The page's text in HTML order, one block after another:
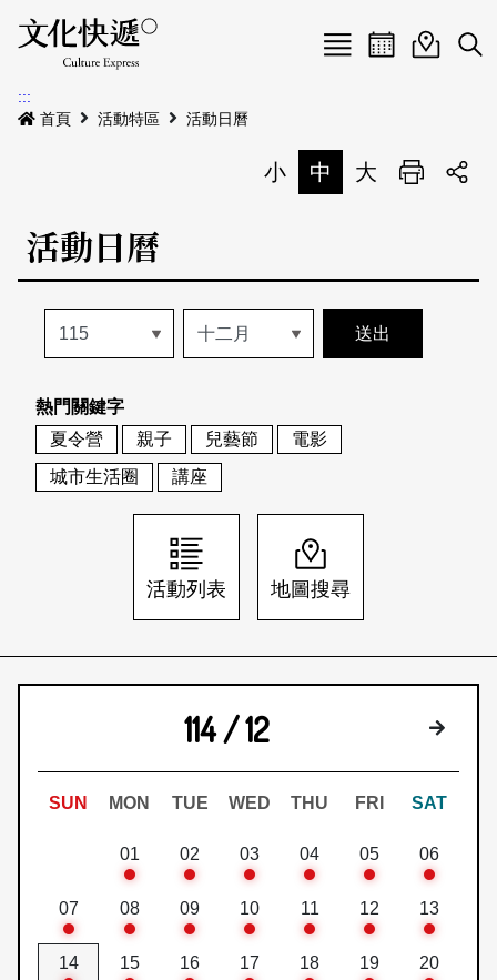
Menu
最新公告
本期專題
歷史專題
活動特區
活動列表
地圖搜尋
關於我們
關於我們
刊物索取地點
會員基本資料
刊登活動
網站導覽 English
日本語 登入/註冊
活動日曆活動地圖
展
:::
首頁
活動特區 活動日曆
小 中 大 列印
活動日曆
熱門關鍵字
夏令營
親子 兒藝節
電影
城市生活圈
講座
活動列表 地圖搜尋
114 / 12 下個月
SUN MON TUE WED THU FRI SAT
01 02 03 04 05 06
07 08 09 10 11 12 13
14 15 16 17 18 19 20